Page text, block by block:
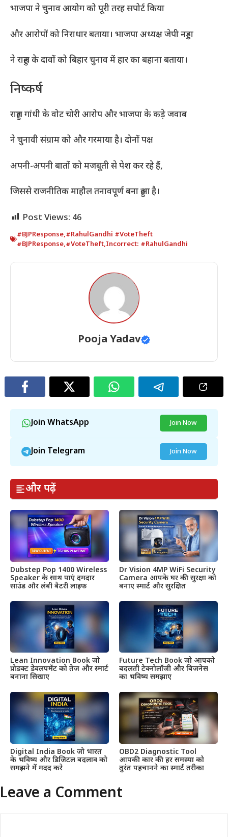
भाजपा ने चुनाव आयोग को पूरी तरह सपोर्ट किया
और आरोपों को निराधार बताया। भाजपा अध्यक्ष जेपी नड्डा
ने राहुल के दावों को बिहार चुनाव में हार का बहाना बताया।
निष्कर्ष
राहुल गांधी के वोट चोरी आरोप और भाजपा के कड़े जवाब
ने चुनावी संग्राम को और गरमाया है। दोनों पक्ष
अपनी-अपनी बातों को मजबूती से पेश कर रहे हैं,
जिससे राजनीतिक माहौल तनावपूर्ण बना हुआ है।
Post Views: 46
#BJPResponse,#RahulGandhi #VoteTheft
#BJPResponse,#VoteTheft,Incorrect: #RahulGandhi
Pooja Yadav
Join WhatsApp Join Now
Join Telegram Join Now
और पढ़ें
Dubstep Pop 1400 Wireless
Speaker के साथ पाएं दमदार
साउंड और लंबी बैटरी लाइफ
Dr Vision 4MP WiFi Security
Camera आपके घर की सुरक्षा को
बनाए स्मार्ट और सुरक्षित
Lean Innovation Book जो
प्रोडक्ट डेवलपमेंट को तेज और स्मार्ट
बनाना सिखाए
Future Tech Book जो आपको
बदलती टेक्नोलॉजी और बिजनेस
का भविष्य समझाए
Digital India Book जो भारत
के भविष्य और डिजिटल बदलाव को
समझने में मदद करे
OBD2 Diagnostic Tool
आपकी कार की हर समस्या को
तुरंत पहचानने का स्मार्ट तरीका
Leave a Comment